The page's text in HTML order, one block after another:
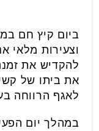
ביום קיץ חם
וצעירות מלאי
להקדיש את
את ביתו של
לאגף הרווחה
במהלך יום